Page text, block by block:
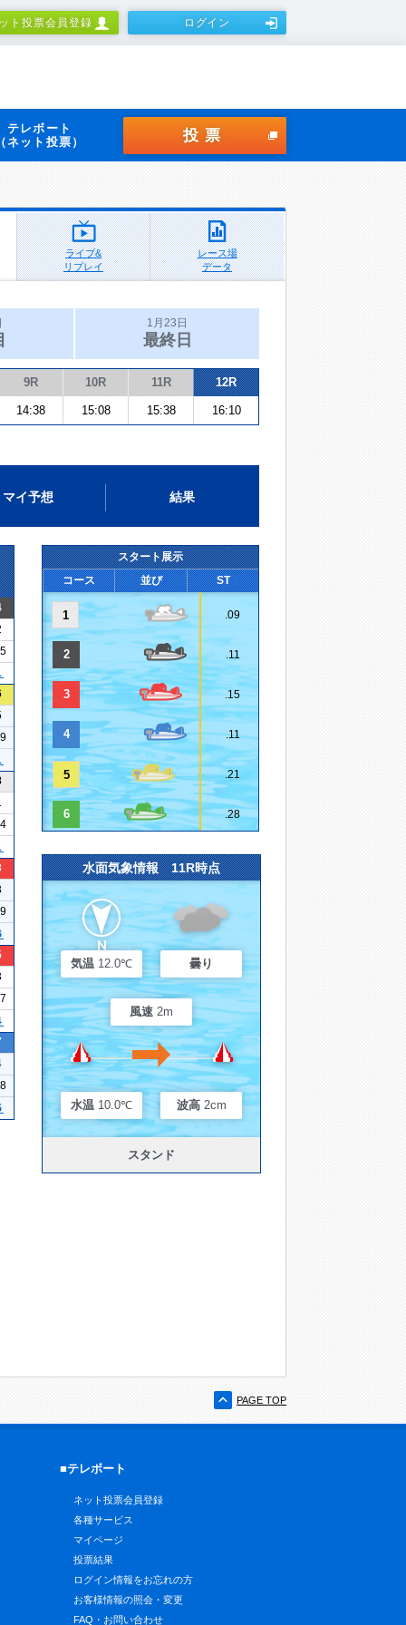
ト投票会員登録 ログイン
テレボート
（ネット投票）
投票
ライブ&
リプレイ
レース場
データ
1月23日
最終日
9R 10R 11R 12R
14:38 15:08 15:38 16:10
マイ予想 結果
スタート展示
コース
並び ST
1 .09
2 .11
3 .15
4 .11
5 .21
6 .28
水面気象情報 11R時点
気温 12.0℃ 曇り
風速 2m
水温 10.0℃ 波高 2cm
スタンド
PAGE TOP
■テレボート
ネット投票会員登録
各種サービス
マイページ
投票結果
ログイン情報をお忘れの方
お客様情報の照会・変更
FAQ・お問い合わせ